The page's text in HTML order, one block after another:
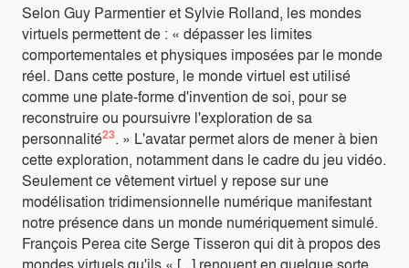
Selon Guy Parmentier et Sylvie Rolland, les mondes
virtuels permettent de : « dépasser les limites
comportementales et physiques imposées par le monde
réel. Dans cette posture, le monde virtuel est utilisé
comme une plate-forme d'invention de soi, pour se
reconstruire ou poursuivre l'exploration de sa
personnalité23. » L'avatar permet alors de mener à bien
cette exploration, notamment dans le cadre du jeu vidéo.
Seulement ce vêtement virtuel y repose sur une
modélisation tridimensionnelle numérique manifestant
notre présence dans un monde numériquement simulé.
François Perea cite Serge Tisseron qui dit à propos des
mondes virtuels qu'ils « [...] renouent en quelque sorte